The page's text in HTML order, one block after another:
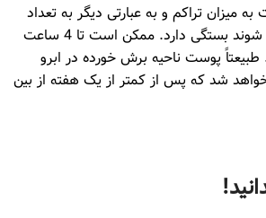
میزان تراکم و به عبارتی دیگر به تعداد
موهایی که کاشت می شوند بستگی دارد. ممکن است تا 4 ساعت
طبیعتاً پوست ناحیه برش خورده در ابرو
شد که پس از کمتر از یک هفته از بین